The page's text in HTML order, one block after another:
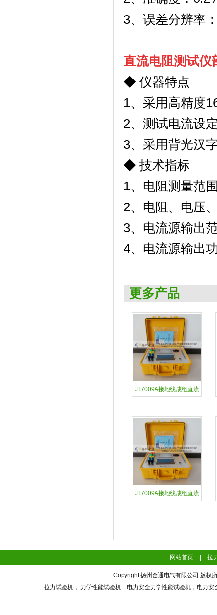
3、误差分辨率
直流电阻测试仪
◆ 仪器特点
1、采用高精度
2、测试电流设
3、采用背光汉
◆ 技术指标
1、电阻测量范
2、电阻、电压
3、电流源输出
4、电流源输出
更多产品
JT7009A接地线成组直流
JT7009A接地线成组直流
网站首页 拉
Copyright 扬州金通电气有限公司 版权
拉力试验机， 力学性能试验机，电力安全力学性能试验机，电力